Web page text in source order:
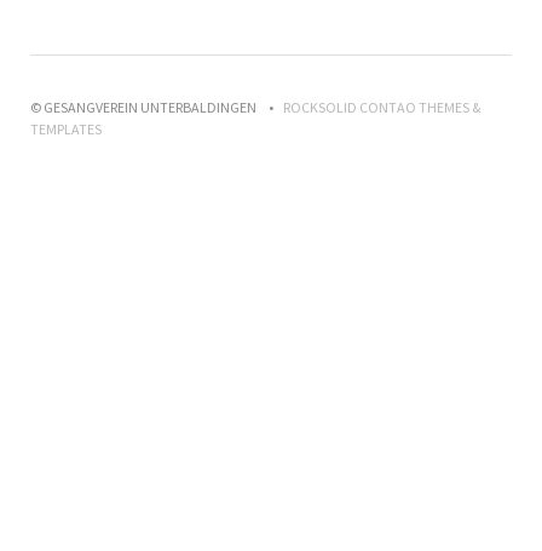
© GESANGVEREIN UNTERBALDINGEN
ROCKSOLID CONTAO THEMES &
TEMPLATES